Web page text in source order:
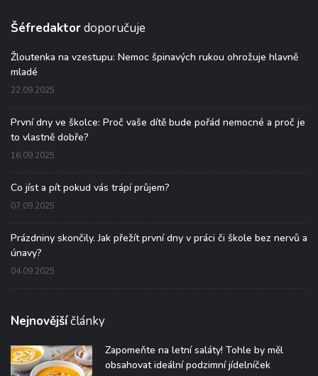
Šéfredaktordoporučuje
Žloutenka na vzestupu: Nemoc špinavých rukou ohrožuje hlavně
mladé
22.09.2025
První dny ve školce: Proč vaše dítě bude pořád nemocné a proč je
to vlastně dobře?
16.09.2025
Co jíst a pít pokud vás trápí průjem?
07.09.2025
Prázdniny skončily. Jak přežít první dny v práci či škole bez nervů a
únavy?
04.09.2025
Nejnovějšíčlánky
Zapomeňte na letní saláty! Tohle by měl
obsahovat ideální podzimní jídelníček